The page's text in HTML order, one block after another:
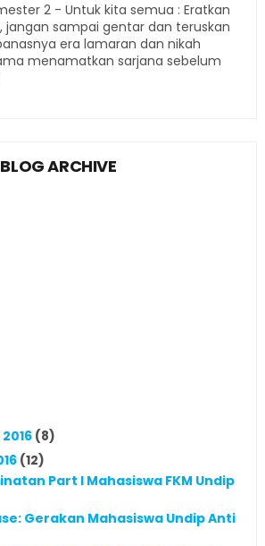
2 - Untuk kita semua : Eratkan
jangan sampai gentar dan teruskan
era lamaran dan nikah
menamatkan sarjana sebelum
BLOG ARCHIVE
(8)
(12)
Part I Mahasiswa FKM Undip
Gerakan Mahasiswa Undip Anti